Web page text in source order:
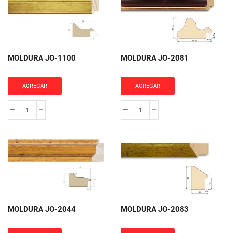
MOLDURA JO-1100
AGREGAR
MOLDURA
1100
cantidad
MOLDURA JO-2081
AGREGAR
MOLDURA
cantidad
MOLDURA JO-2044 MOLDURA JO-2083